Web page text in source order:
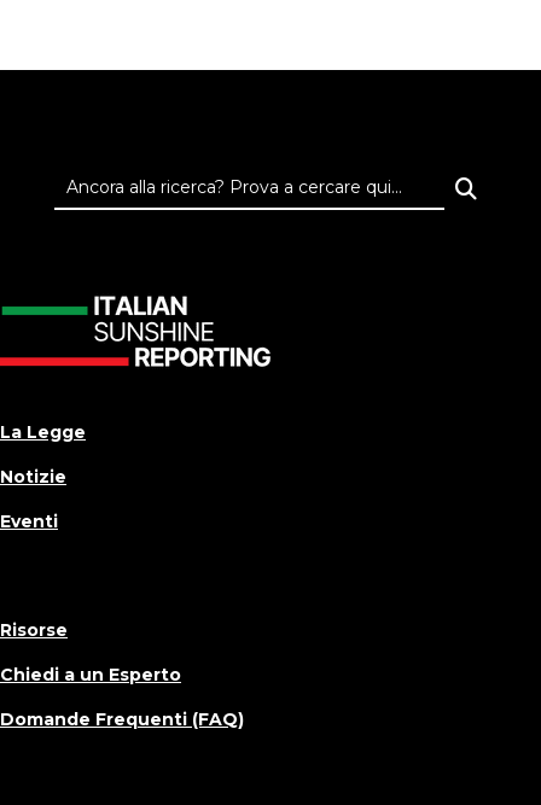
La Legge
Notizie
Eventi
Risorse
Chiedi a un Esperto
Domande Frequenti (FAQ)